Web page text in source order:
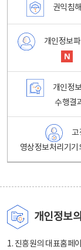
권익침
개인정보
개인정
수행결
고
영상정보처리기기
개인정보
1. 진흥원의 대표홈페